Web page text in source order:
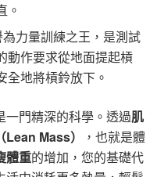
。
力量訓練之王，是測試
動作要求從地面提起槓
全地將槓鈴放下。
門精深的科學。透過肌
Lean Mass）
，也就是體
體重的增加，您的基礎代